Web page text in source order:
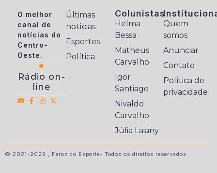
O melhor
canal de
notícias do
Centro-
Oeste.
Rádio on-
line
Últimas
notícias
Esportes
Política
Colunistas
Helma
Bessa
Matheus
Carvalho
Igor
Santiago
Nivaldo
Carvalho
Júlia Laiany
Quem
somos
Anunciar
Contato
Política de
privacidade
© 2021-2026 , Feras do Esporte- Todos os direitos reservados.